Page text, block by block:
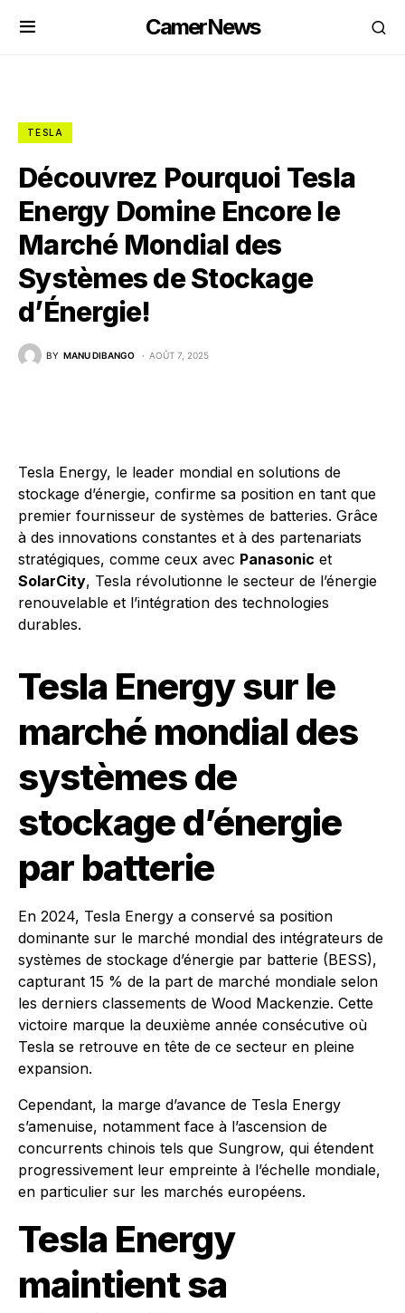
CamerNews
TESLA
Découvrez Pourquoi Tesla
Energy Domine Encore le
Marché Mondial des
Systèmes de Stockage
d’Énergie!
BY MANU DIBANGO AOÛT 7, 2025
Tesla Energy, le leader mondial en solutions de
stockage d’énergie, confirme sa position en tant que
premier fournisseur de systèmes de batteries. Grâce
à des innovations constantes et à des partenariats
stratégiques, comme ceux avec Panasonic et
SolarCity, Tesla révolutionne le secteur de l’énergie
renouvelable et l’intégration des technologies
durables.
Tesla Energy sur le
marché mondial des
systèmes de
stockage d’énergie
par batterie
En 2024, Tesla Energy a conservé sa position
dominante sur le marché mondial des intégrateurs de
systèmes de stockage d’énergie par batterie (BESS),
capturant 15 % de la part de marché mondiale selon
les derniers classements de Wood Mackenzie. Cette
victoire marque la deuxième année consécutive où
Tesla se retrouve en tête de ce secteur en pleine
expansion.
Cependant, la marge d’avance de Tesla Energy
s’amenuise, notamment face à l’ascension de
concurrents chinois tels que Sungrow, qui étendent
progressivement leur empreinte à l’échelle mondiale,
en particulier sur les marchés européens.
Tesla Energy
maintient sa